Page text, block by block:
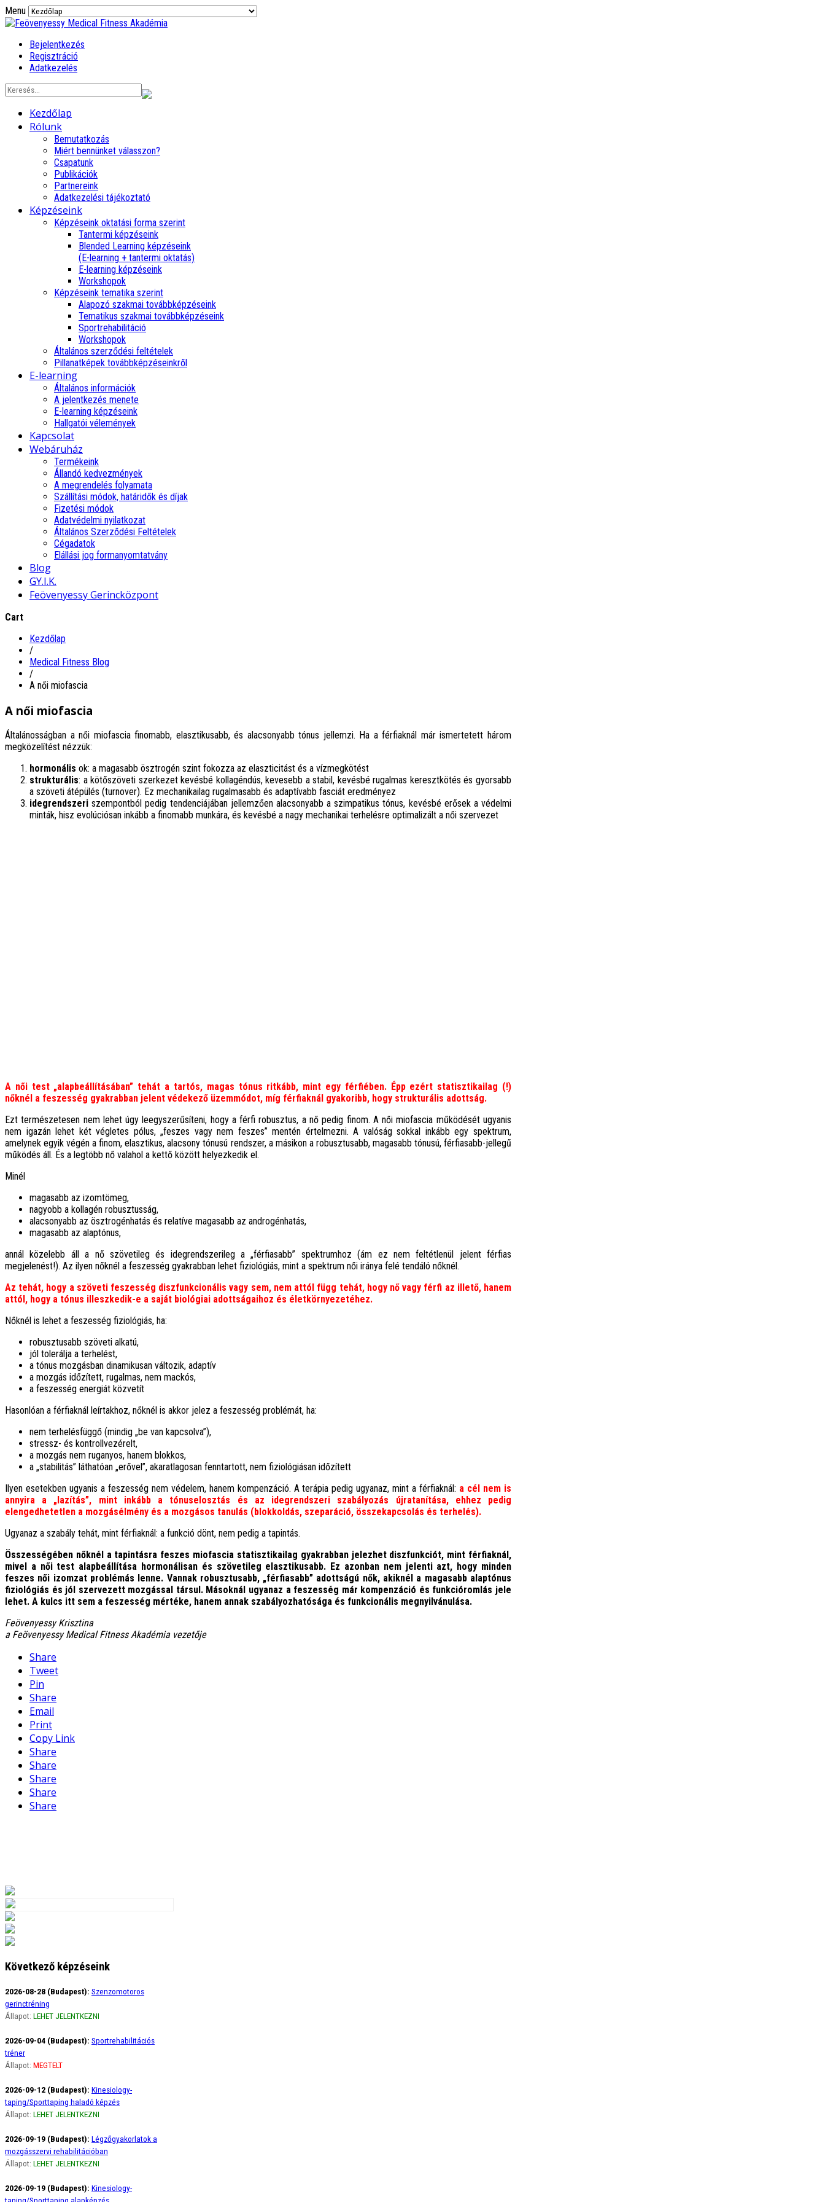
Menu
Bejelentkezés
Regisztráció
Adatkezelés
Kezdőlap
Rólunk
Bemutatkozás
Miért bennünket válasszon?
Csapatunk
Publikációk
Partnereink
Adatkezelési tájékoztató
Képzéseink
Képzéseink oktatási forma szerint
Tantermi képzéseink
Blended Learning képzéseink
(E-learning + tantermi oktatás)
E-learning képzéseink
Workshopok
Képzéseink tematika szerint
Alapozó szakmai továbbképzéseink
Tematikus szakmai továbbképzéseink
Sportrehabilitáció
Workshopok
Általános szerződési feltételek
Pillanatképek továbbképzéseinkről
E-learning
Általános információk
A jelentkezés menete
E-learning képzéseink
Hallgatói vélemények
Kapcsolat
Webáruház
Termékeink
Állandó kedvezmények
A megrendelés folyamata
Szállítási módok, határidők és díjak
Fizetési módok
Adatvédelmi nyilatkozat
Általános Szerződési Feltételek
Cégadatok
Elállási jog formanyomtatvány
Blog
GY.I.K.
Feövenyessy Gerincközpont
Cart
Kezdőlap
/
Medical Fitness Blog
/
A női miofascia
A női miofascia
Általánosságban a női miofascia finomabb, elasztikusabb, és alacsonyabb tónus jellemzi. Ha a férfiaknál már ismertetett három
megközelítést nézzük:
hormonális ok: a magasabb ösztrogén szint fokozza az elaszticitást és a vízmegkötést
strukturális: a kötőszöveti szerkezet kevésbé kollagéndús, kevesebb a stabil, kevésbé rugalmas keresztkötés és gyorsabb
a szöveti átépülés (turnover). Ez mechanikailag rugalmasabb és adaptívabb fasciát eredményez
idegrendszeri szempontból pedig tendenciájában jellemzően alacsonyabb a szimpatikus tónus, kevésbé erősek a védelmi
minták, hisz evolúciósan inkább a finomabb munkára, és kevésbé a nagy mechanikai terhelésre optimalizált a női szervezet
A női test „alapbeállításában” tehát a tartós, magas tónus ritkább, mint egy férfiében. Épp ezért statisztikailag (!)
nőknél a feszesség gyakrabban jelent védekező üzemmódot, míg férfiaknál gyakoribb, hogy strukturális adottság.
Ezt természetesen nem lehet úgy leegyszerűsíteni, hogy a férfi robusztus, a nő pedig finom. A női miofascia működését ugyanis
nem igazán lehet két végletes pólus, „feszes vagy nem feszes” mentén értelmezni. A valóság sokkal inkább egy spektrum,
amelynek egyik végén a finom, elasztikus, alacsony tónusú rendszer, a másikon a robusztusabb, magasabb tónusú, férfiasabb-jellegű
működés áll. És a legtöbb nő valahol a kettő között helyezkedik el.
Minél
magasabb az izomtömeg,
nagyobb a kollagén robusztusság,
alacsonyabb az ösztrogénhatás és relatíve magasabb az androgénhatás,
magasabb az alaptónus,
annál közelebb áll a nő szövetileg és idegrendszerileg a „férfiasabb” spektrumhoz (ám ez nem feltétlenül jelent férfias
megjelenést!). Az ilyen nőknél a feszesség gyakrabban lehet fiziológiás, mint a spektrum női iránya felé tendáló nőknél.
Az tehát, hogy a szöveti feszesség diszfunkcionális vagy sem, nem attól függ tehát, hogy nő vagy férfi az illető, hanem
attól, hogy a tónus illeszkedik-e a saját biológiai adottságaihoz és életkörnyezetéhez.
Nőknél is lehet a feszesség fiziológiás, ha:
robusztusabb szöveti alkatú,
jól tolerálja a terhelést,
a tónus mozgásban dinamikusan változik, adaptív
a mozgás időzített, rugalmas, nem mackós,
a feszesség energiát közvetít
Hasonlóan a férfiaknál leírtakhoz, nőknél is akkor jelez a feszesség problémát, ha:
nem terhelésfüggő (mindig „be van kapcsolva”),
stressz- és kontrollvezérelt,
a mozgás nem ruganyos, hanem blokkos,
a „stabilitás” láthatóan „erővel”, akaratlagosan fenntartott, nem fiziológiásan időzített
Ilyen esetekben ugyanis a feszesség nem védelem, hanem kompenzáció. A terápia pedig ugyanaz, mint a férfiaknál: a cél nem is
annyira a „lazítás”, mint inkább a tónuselosztás és az idegrendszeri szabályozás újratanítása, ehhez pedig
elengedhetetlen a mozgásélmény és a mozgásos tanulás (blokkoldás, szeparáció, összekapcsolás és terhelés).
Ugyanaz a szabály tehát, mint férfiaknál: a funkció dönt, nem pedig a tapintás.
Összességében nőknél a tapintásra feszes miofascia statisztikailag gyakrabban jelezhet diszfunkciót, mint férfiaknál,
mivel a női test alapbeállítása hormonálisan és szövetileg elasztikusabb. Ez azonban nem jelenti azt, hogy minden
feszes női izomzat problémás lenne. Vannak robusztusabb, „férfiasabb” adottságú nők, akiknél a magasabb alaptónus
fiziológiás és jól szervezett mozgással társul. Másoknál ugyanaz a feszesség már kompenzáció és funkcióromlás jele
lehet. A kulcs itt sem a feszesség mértéke, hanem annak szabályozhatósága és funkcionális megnyilvánulása.
Feövenyessy Krisztina
a Feövenyessy Medical Fitness Akadémia vezetője
Share
Tweet
Pin
Share
Email
Print
Copy Link
Share
Share
Share
Share
Share
Következő képzéseink
2026-08-28 (Budapest): Szenzomotoros
gerinctréning
Állapot: LEHET JELENTKEZNI
2026-09-04 (Budapest): Sportrehabilitációs
tréner
Állapot: MEGTELT
2026-09-12 (Budapest): Kinesiology-
taping/Sporttaping haladó képzés
Állapot: LEHET JELENTKEZNI
2026-09-19 (Budapest): Légzőgyakorlatok a
mozgásszervi rehabilitációban
Állapot: LEHET JELENTKEZNI
2026-09-19 (Budapest): Kinesiology-